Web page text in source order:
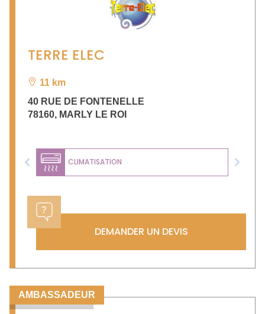
TERRE ELEC
11 km
40 RUE DE FONTENELLE
78160, MARLY LE ROI
CLIMATISATION
Previous Next
DEMANDER UN DEVIS
AMBASSADEUR